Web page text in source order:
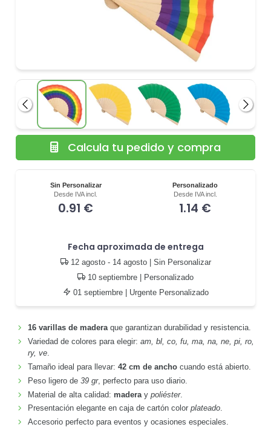
Anterior
Sin Personalizar
Desde IVA incl.
0.91 €
Personalizado
Desde IVA incl.
1.14 €
Fecha aproximada de entrega
12 agosto - 14 agosto| Sin Personalizar
10 septiembre | Personalizado
01 septiembre| Urgente Personalizado
Calcula tu pedido y compra
16 varillas de maderaque garantizan durabilidad y resistencia.
Variedad de colores para elegir: am, bl, co, fu, ma, na, ne, pi, ro,
ry, ve.
Tamaño ideal para llevar: 42 cm de anchocuando está abierto.
Peso ligero de 39 gr, perfecto para uso diario.
Material de alta calidad: maderay poliéster.
Presentación elegante en caja de cartón color plateado.
Accesorio perfecto para eventos y ocasiones especiales.